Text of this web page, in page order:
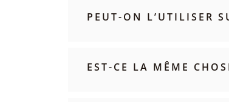
PEUT-ON L’UTILISER
EST-CE LA MÊME